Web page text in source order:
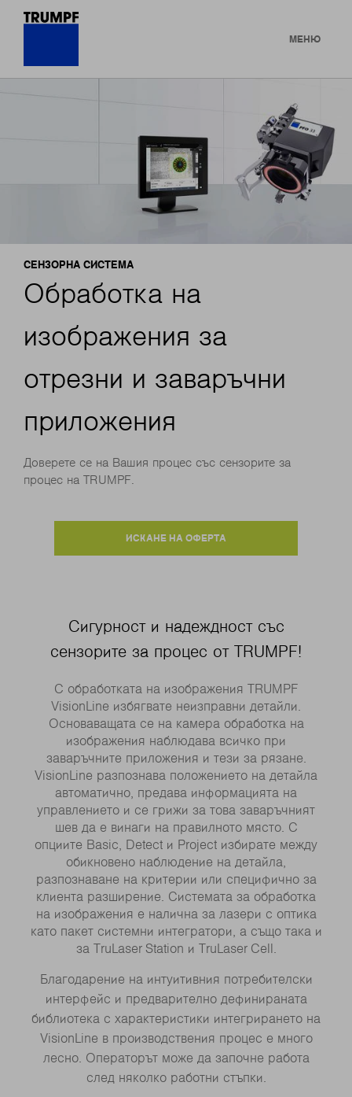
МЕНЮ
СЕНЗОРНА СИСТЕМА
Обработка на
изображения за
отрезни и заваръчни
приложения
Доверете се на Вашия процес със сензорите за
процес на TRUMPF.
ИСКАНЕ НА ОФЕРТА
Сигурност и надеждност със
сензорите за процес от TRUMPF!
С обработката на изображения TRUMPF
VisionLine избягвате неизправни детайли.
Основаващата се на камера обработка на
изображения наблюдава всичко при
заваръчните приложения и тези за рязане.
VisionLine разпознава положението на детайла
автоматично, предава информацията на
управлението и се грижи за това заваръчният
шев да е винаги на правилното място. С
опциите Basic, Detect и Project избирате между
обикновено наблюдение на детайла,
разпознаване на критерии или специфично за
клиента разширение. Системата за обработка
на изображения е налична за лазери с оптика
като пакет системни интегратори, а също така и
за TruLaser Station и TruLaser Cell.
Благодарение на интуитивния потребителски
интерфейс и предварително дефинираната
библиотека с характеристики интегрирането на
VisionLine в производствения процес е много
лесно. Операторът може да започне работа
след няколко работни стъпки.